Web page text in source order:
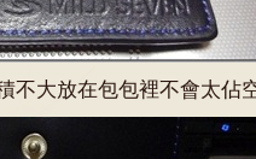
不大放在包包裡不會太佔